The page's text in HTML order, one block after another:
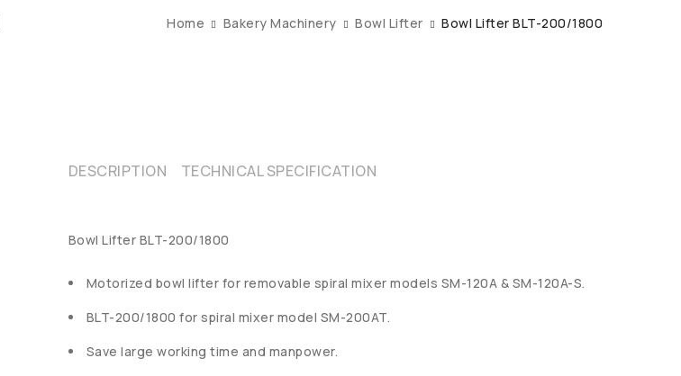
Home Bakery Machinery Bowl Lifter Bowl Lifter BLT-200/1800
DESCRIPTION TECHNICAL SPECIFICATION
Bowl Lifter BLT-200/1800
Motorized bowl lifter for removable spiral mixer models SM-120A & SM-120A-S.
BLT-200/1800 for spiral mixer model SM-200AT.
Save large working time and manpower.